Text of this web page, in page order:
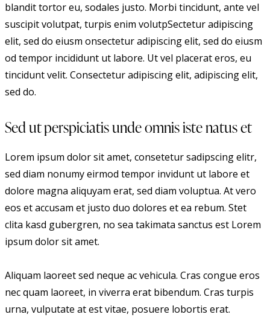
blandit tortor eu, sodales justo. Morbi tincidunt, ante vel
suscipit volutpat, turpis enim volutpSectetur adipiscing
elit, sed do eiusm onsectetur adipiscing elit, sed do eiusm
od tempor incididunt ut labore. Ut vel placerat eros, eu
tincidunt velit. Consectetur adipiscing elit, adipiscing elit,
sed do.
Sed ut perspiciatis unde omnis iste natus et
Lorem ipsum dolor sit amet, consetetur sadipscing elitr,
sed diam nonumy eirmod tempor invidunt ut labore et
dolore magna aliquyam erat, sed diam voluptua. At vero
eos et accusam et justo duo dolores et ea rebum. Stet
clita kasd gubergren, no sea takimata sanctus est Lorem
ipsum dolor sit amet.
Aliquam laoreet sed neque ac vehicula. Cras congue eros
nec quam laoreet, in viverra erat bibendum. Cras turpis
urna, vulputate at est vitae, posuere lobortis erat.